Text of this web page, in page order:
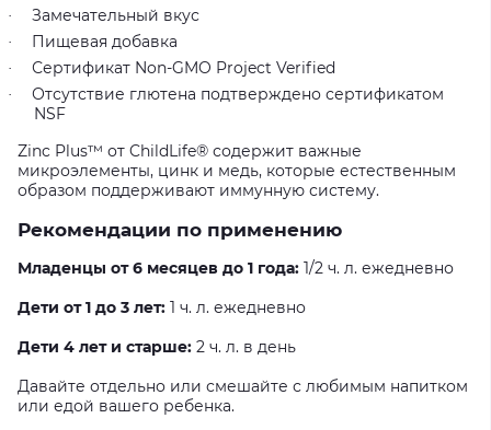
· Замечательный вкус
· Пищевая добавка
· Сертификат Non-GMO Project Verified
·
Отсутствие глютена подтверждено сертификатом
NSF
Zinc Plus™ от ChildLife® содержит важные
микроэлементы, цинк и медь, которые естественным
образом поддерживают иммунную систему.
Рекомендации по применению
Младенцы от 6 месяцев до 1 года: 1/2 ч. л. ежедневно
Дети от 1 до 3 лет: 1 ч. л. ежедневно
Дети 4 лет и старше: 2 ч. л. в день
Давайте отдельно или смешайте с любимым напитком
или едой вашего ребенка.